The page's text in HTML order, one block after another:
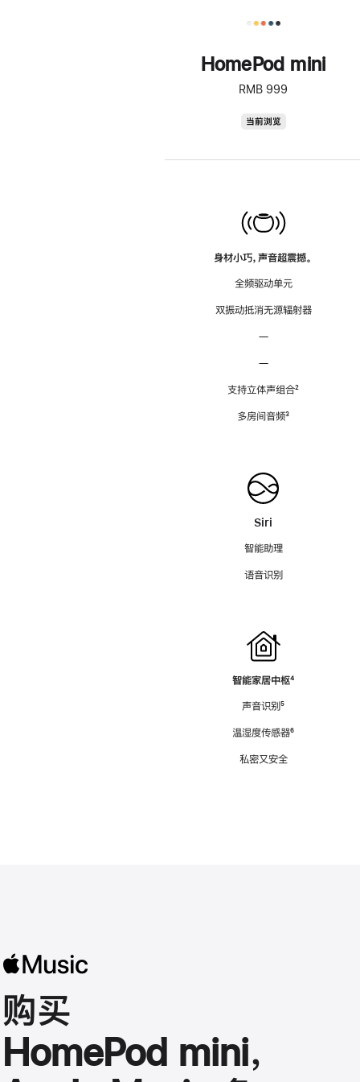
HomePod mini
RMB 999
当前浏览
身材小巧，声音超震撼。
全频驱动单元
双振动抵消无源辐射器
—
—
支持立体声组合脚
²
多房间音频脚
³
Siri
智能助理
语音识别
智能家居中枢脚
⁴
声音识别脚
⁵
温湿度传感器脚
⁶
私密又安全
购买
HomePod mini，